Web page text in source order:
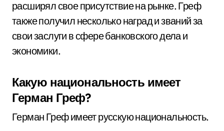
расширял свое присутствие на рынке. Греф
также получил несколько наград и званий за
свои заслуги в сфере банковского дела и
экономики.
Какую национальность имеет
Герман Греф?
Герман Греф имеет русскую национальность.